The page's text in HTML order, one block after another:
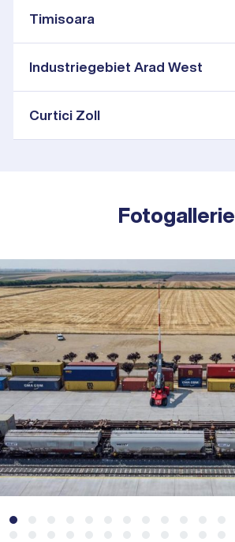
Timisoara
Industriegebiet Arad West
Curtici Zoll
Fotogallerie